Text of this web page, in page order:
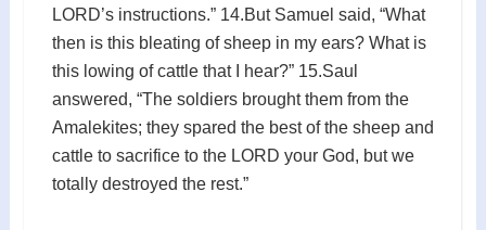
LORD’s instructions.” 14.But Samuel said, “What
then is this bleating of sheep in my ears? What is
this lowing of cattle that I hear?” 15.Saul
answered, “The soldiers brought them from the
Amalekites; they spared the best of the sheep and
cattle to sacrifice to the LORD your God, but we
totally destroyed the rest.”